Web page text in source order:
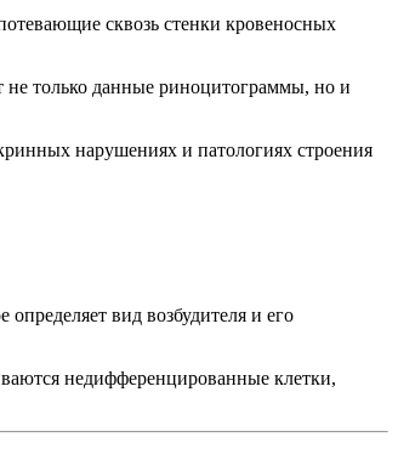
сквозь стенки кровеносных
не только данные риноцитограммы, но и
нарушениях и патологиях строения
вид возбудителя и его
недифференцированные клетки,